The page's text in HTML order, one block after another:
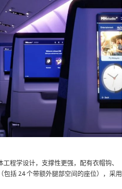
程学设计，支撑性更强，配有衣帽钩、
括 24 个带额外腿部空间的座位），采用